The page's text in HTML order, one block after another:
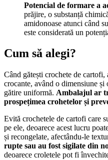
Potencial de formare a
prăjire, o substanță
amidonoase atunci când
este considerată un
Cum să alegi?
Când gătești crochete de cartofi,
crocante, având o dimensiune
gătire uniformă. Ambalajul ar
prospețimea crohetelor și
Evită crochetele de cartofi care
pe ele, deoarece acest lucru
și recongelate, afectându-le
rupte sau au fost sigilate din
deoarece croletele pot fi